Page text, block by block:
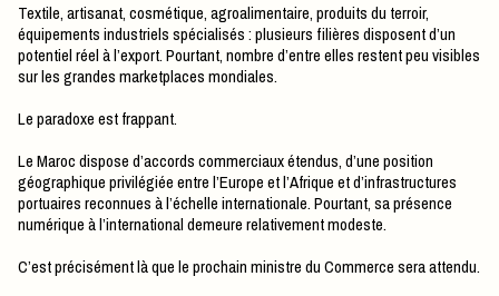
Textile, artisanat, cosmétique, agroalimentaire, produits du terroir,
équipements industriels spécialisés : plusieurs filières disposent d’un
potentiel réel à l’export. Pourtant, nombre d’entre elles restent peu visibles
sur les grandes marketplaces mondiales.
Le paradoxe est frappant.
Le Maroc dispose d’accords commerciaux étendus, d’une position
géographique privilégiée entre l’Europe et l’Afrique et d’infrastructures
portuaires reconnues à l’échelle internationale. Pourtant, sa présence
numérique à l’international demeure relativement modeste.
C’est précisément là que le prochain ministre du Commerce sera attendu.